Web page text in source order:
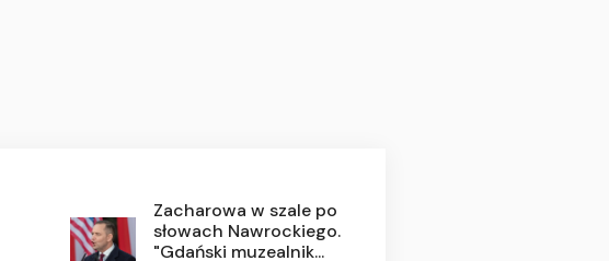
Zacharowa w szale po
słowach Nawrockiego.
"Gdański muzealnik...